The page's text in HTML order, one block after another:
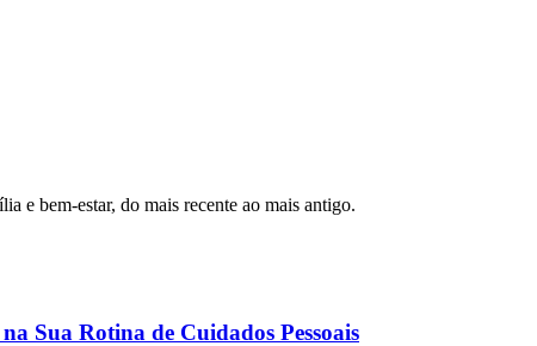
e bem-estar, do mais recente ao mais antigo.
Sua Rotina de Cuidados Pessoais